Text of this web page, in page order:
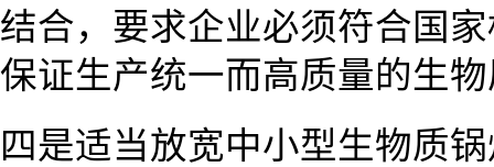
结合，要求企业必须符合国
保证生产统一而高质量的生
四是适当放宽中小型生物质